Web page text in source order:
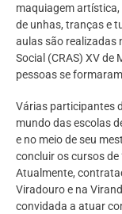
maquiagem
de unhas, tranças e
aulas são realizadas
Social (CRAS) XV de
pessoas se
Várias participantes
mundo das escolas
e no meio de seu
concluir os cursos de
Atualmente,
Viradouro e na
convidada a atuar